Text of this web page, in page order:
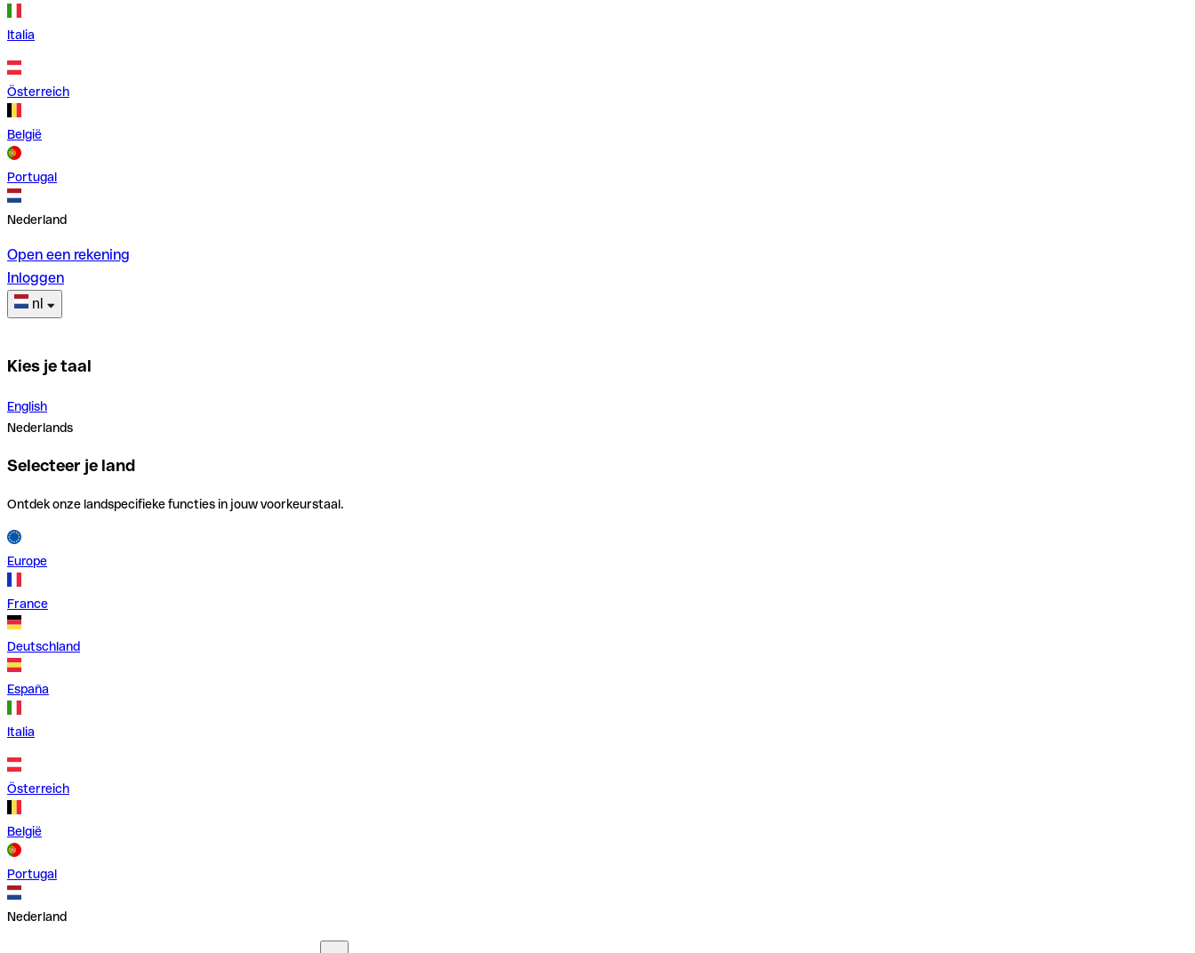
Italia
Österreich
België
Portugal
Nederland
Open een rekening
Inloggen
nl
Kies je taal
English
Nederlands
Selecteer je land
Ontdek onze landspecifieke functies in jouw voorkeurstaal.
Europe
France
Deutschland
España
Italia
Österreich
België
Portugal
Nederland